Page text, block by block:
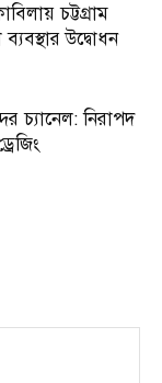
চট্টগ্রাম
উদ্বোধন
চ্যানেল: নিরাপদ